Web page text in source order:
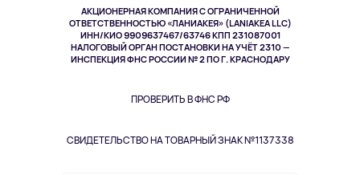
АКЦИОНЕРНАЯ КОМПАНИЯ С ОГРАНИЧЕННОЙ
ОТВЕТСТВЕННОСТЬЮ «ЛАНИАКЕЯ» (LANIAKEA LLC)
ИНН/КИО 9909637467/63746 КПП 231087001
НАЛОГОВЫЙ ОРГАН ПОСТАНОВКИ НА УЧЁТ 2310 —
ИНСПЕКЦИЯ ФНС РОССИИ № 2 ПО Г. КРАСНОДАРУ
ПРОВЕРИТЬ В ФНС РФ
СВИДЕТЕЛЬСТВО НА ТОВАРНЫЙ ЗНАК №1137338
Здоровье питомцев
Одежда и аксессуары